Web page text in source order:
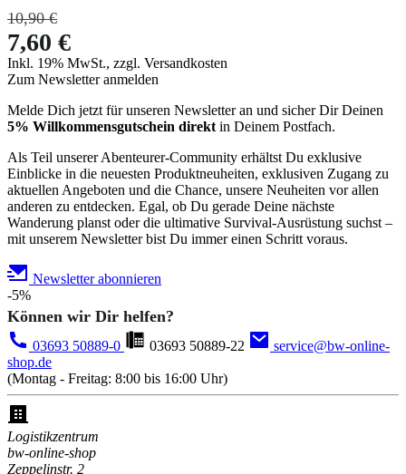
10,90 €
7,60 €
Inkl. 19% MwSt., zzgl. Versandkosten
Zum Newsletter anmelden
Melde Dich jetzt für unseren Newsletter an und sicher Dir Deinen
5% Willkommensgutschein direkt in Deinem Postfach.
Als Teil unserer Abenteurer-Community erhältst Du exklusive
Einblicke in die neuesten Produktneuheiten, exklusiven Zugang zu
aktuellen Angeboten und die Chance, unsere Neuheiten vor allen
anderen zu entdecken. Egal, ob Du gerade Deine nächste
Wanderung planst oder die ultimative Survival-Ausrüstung suchst –
mit unserem Newsletter bist Du immer einen Schritt voraus.
Newsletter abonnieren
-5%
Können wir Dir helfen?
03693 50889-0 03693 50889-22
service@bw-online-
shop.de
(Montag - Freitag: 8:00 bis 16:00 Uhr)
Logistikzentrum
bw-online-shop
Zeppelinstr. 2